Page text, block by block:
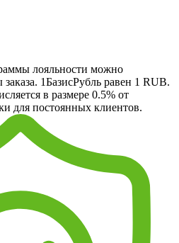
лояльности можно
1БазисРубль равен 1 RUB.
в размере 0.5% от
для постоянных клиентов.